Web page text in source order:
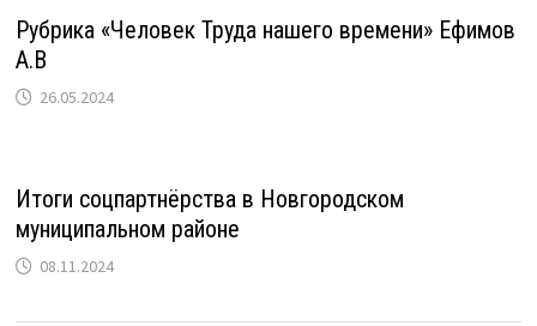
Рубрика «Человек Труда нашего времени» Ефимов
А.В
26.05.2024
Итоги соцпартнёрства в Новгородском
муниципальном районе
08.11.2024